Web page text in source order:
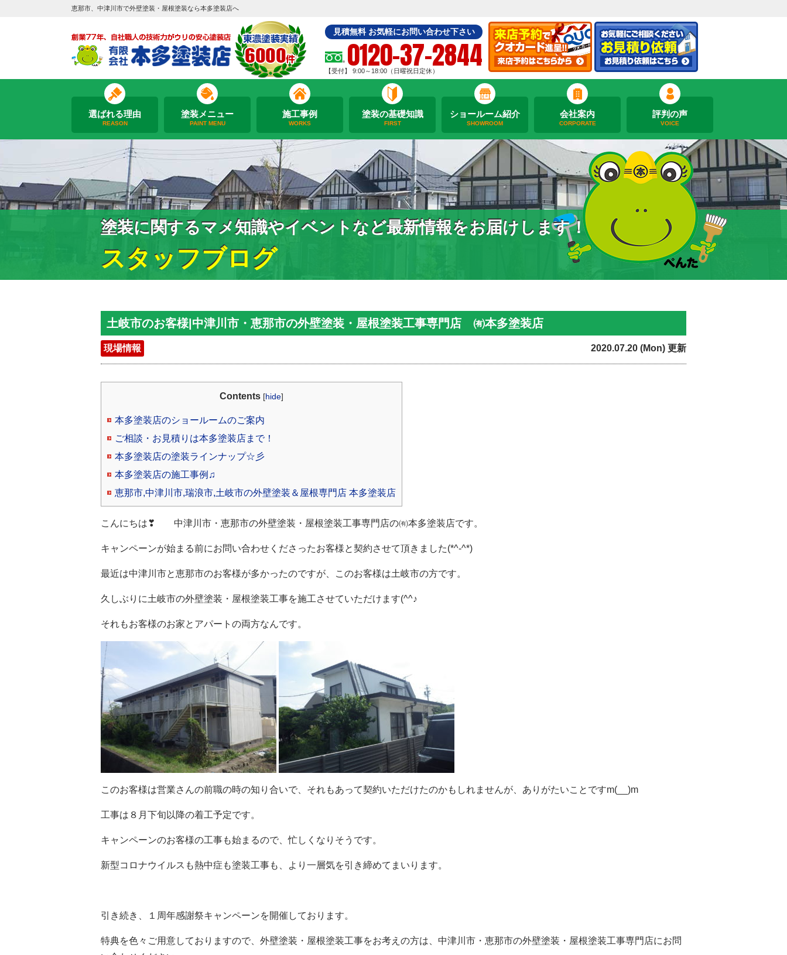
恵那市、中津川市で外壁塗装・屋根塗装なら本多塗装店へ
見積無料 お気軽にお問い合わせ下さい
0120-37-2844
【受付】 9:00～18:00（日曜祝日定休）
選ばれる理由
REASON
塗装メニュー
PAINT MENU
施工事例
WORKS
塗装の基礎知識
FIRST
ショールーム紹介
SHOWROOM
会社案内
CORPORATE
評判の声
VOICE
塗装に関するマメ知識やイベントなど最新情報をお届けします！
スタッフブログ
土岐市のお客様|中津川市・恵那市の外壁塗装・屋根塗装工事専門店 ㈲本多塗装店
現場情報 2020.07.20 (Mon) 更新
Contents [hide]
本多塗装店のショールームのご案内
ご相談・お見積りは本多塗装店まで！
本多塗装店の塗装ラインナップ☆彡
本多塗装店の施工事例♫
恵那市,中津川市,瑞浪市,土岐市の外壁塗装＆屋根専門店 本多塗装店
こんにちは❣ 中津川市・恵那市の外壁塗装・屋根塗装工事専門店の㈲本多塗装店です。
キャンペーンが始まる前にお問い合わせくださったお客様と契約させて頂きました(*^-^*)
最近は中津川市と恵那市のお客様が多かったのですが、このお客様は土岐市の方です。
久しぶりに土岐市の外壁塗装・屋根塗装工事を施工させていただけます(^^♪
それもお客様のお家とアパートの両方なんです。
このお客様は営業さんの前職の時の知り合いで、それもあって契約いただけたのかもしれませんが、ありがたいことですm(__)m
工事は８月下旬以降の着工予定です。
キャンペーンのお客様の工事も始まるので、忙しくなりそうです。
新型コロナウイルスも熱中症も塗装工事も、より一層気を引き締めてまいります。
引き続き、１周年感謝祭キャンペーンを開催しております。
特典を色々ご用意しておりますので、外壁塗装・屋根塗装工事をお考えの方は、中津川市・恵那市の外壁塗装・屋根塗装工事専門店にお問